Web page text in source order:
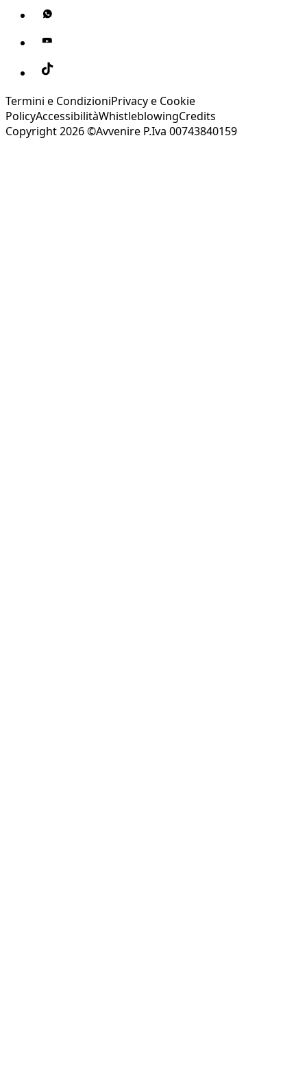
Termini e CondizioniPrivacy e Cookie
PolicyAccessibilitàWhistleblowingCredits
Copyright 2026 ©Avvenire P.Iva 00743840159